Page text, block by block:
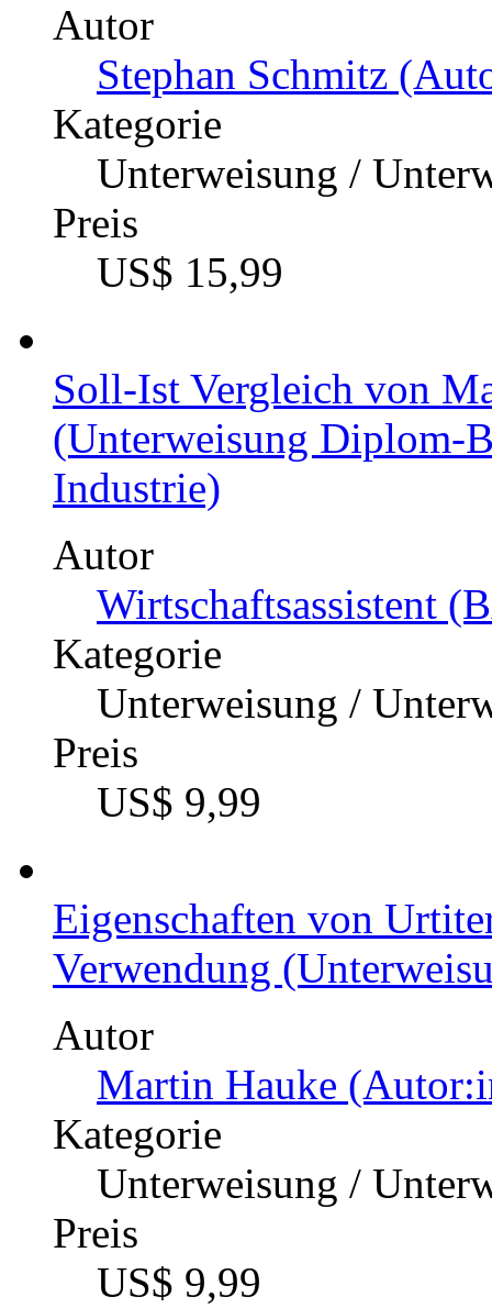
Autor
Stephan Schmitz
Kategorie
Unterweisung /
Preis
US$ 15,99
Soll-Ist Vergleich von
(Unterweisung Diplom-
Industrie)
Autor
Wirtschaftsassistent
Kategorie
Unterweisung /
Preis
US$ 9,99
Eigenschaften von
Verwendung
Autor
Martin Hauke
Kategorie
Unterweisung /
Preis
US$ 9,99